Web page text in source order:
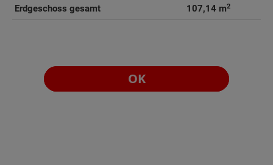
Erdgeschoss gesamt 107,14 m2